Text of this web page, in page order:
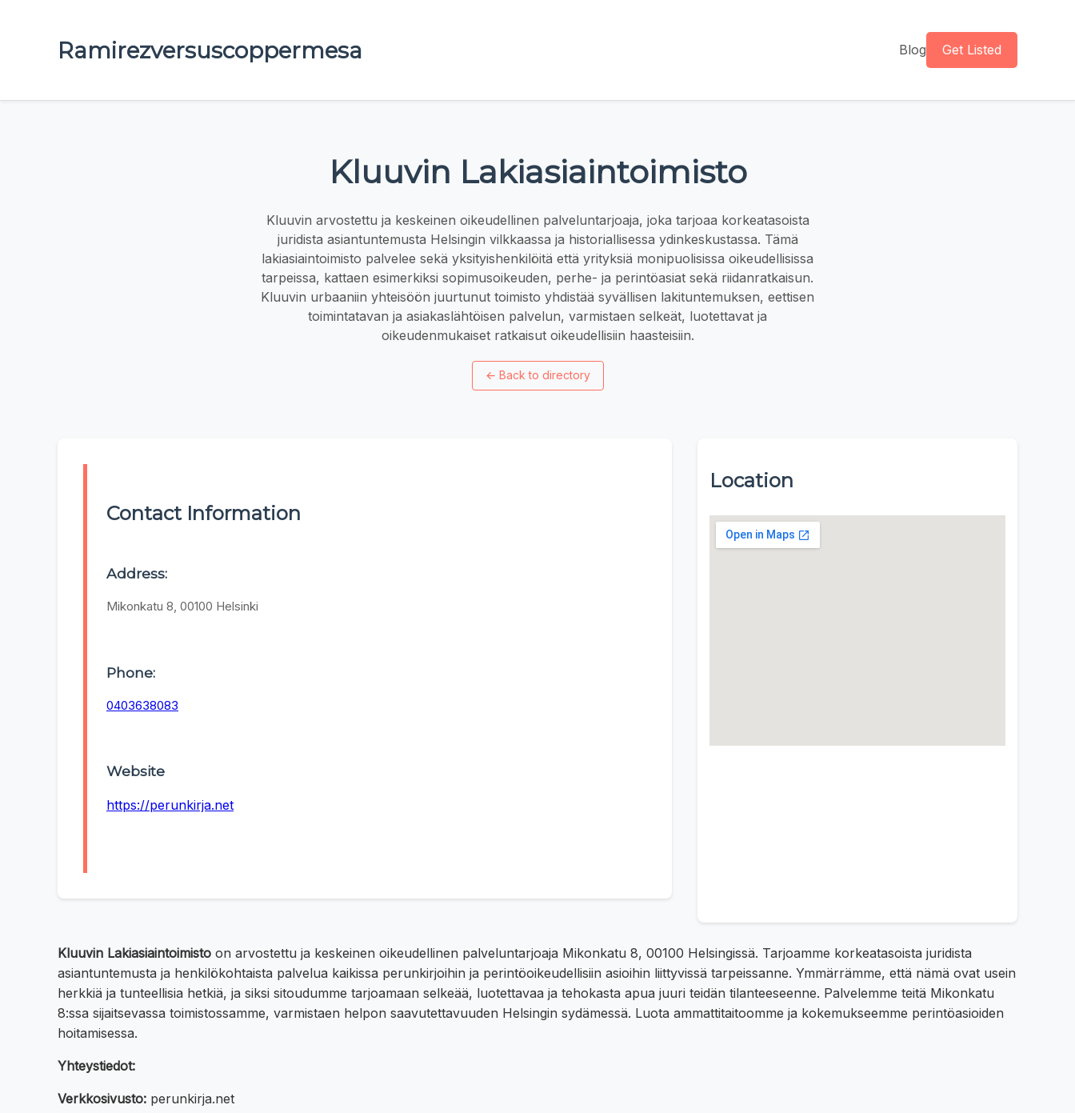
Ramirezversuscoppermesa Blog Get Listed
Kluuvin Lakiasiaintoimisto
Kluuvin arvostettu ja keskeinen oikeudellinen palveluntarjoaja, joka tarjoaa korkeatasoista
juridista asiantuntemusta Helsingin vilkkaassa ja historiallisessa ydinkeskustassa. Tämä
lakiasiaintoimisto palvelee sekä yksityishenkilöitä että yrityksiä monipuolisissa oikeudellisissa
tarpeissa, kattaen esimerkiksi sopimusoikeuden, perhe- ja perintöasiat sekä riidanratkaisun.
Kluuvin urbaaniin yhteisöön juurtunut toimisto yhdistää syvällisen lakituntemuksen, eettisen
toimintatavan ja asiakaslähtöisen palvelun, varmistaen selkeät, luotettavat ja
oikeudenmukaiset ratkaisut oikeudellisiin haasteisiin.
← Back to directory
Contact Information
Address:
Mikonkatu 8, 00100 Helsinki
Phone:
0403638083
Website
https://perunkirja.net
Location
Kluuvin Lakiasiaintoimisto on arvostettu ja keskeinen oikeudellinen palveluntarjoaja Mikonkatu 8, 00100 Helsingissä. Tarjoamme korkeatasoista juridista
asiantuntemusta ja henkilökohtaista palvelua kaikissa perunkirjoihin ja perintöoikeudellisiin asioihin liittyvissä tarpeissanne. Ymmärrämme, että nämä ovat usein
herkkiä ja tunteellisia hetkiä, ja siksi sitoudumme tarjoamaan selkeää, luotettavaa ja tehokasta apua juuri teidän tilanteeseenne. Palvelemme teitä Mikonkatu
8:ssa sijaitsevassa toimistossamme, varmistaen helpon saavutettavuuden Helsingin sydämessä. Luota ammattitaitoomme ja kokemukseemme perintöasioiden
hoitamisessa.
Yhteystiedot:
Verkkosivusto: perunkirja.net